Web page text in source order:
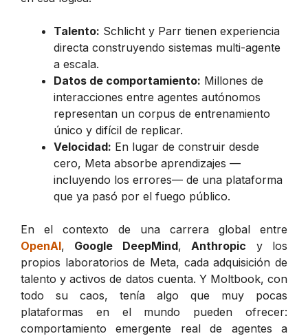
Talento: Schlicht y Parr tienen experiencia
directa construyendo sistemas multi-agente
a escala.
Datos de comportamiento: Millones de
interacciones entre agentes autónomos
representan un corpus de entrenamiento
único y difícil de replicar.
Velocidad: En lugar de construir desde
cero, Meta absorbe aprendizajes —
incluyendo los errores— de una plataforma
que ya pasó por el fuego público.
En el contexto de una carrera global entre
OpenAI, Google DeepMind, Anthropic y los
propios laboratorios de Meta, cada adquisición de
talento y activos de datos cuenta. Y Moltbook, con
todo su caos, tenía algo que muy pocas
plataformas en el mundo pueden ofrecer:
comportamiento emergente real de agentes a